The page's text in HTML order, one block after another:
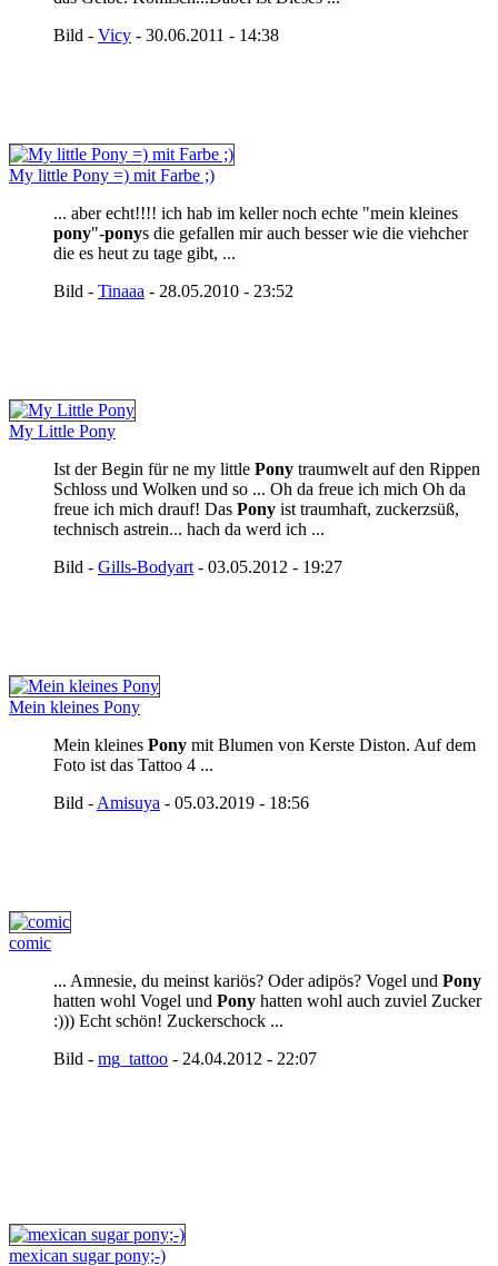
Bild - Vicy - 30.06.2011 - 14:38
My little Pony =) mit Farbe ;)
... aber echt!!!! ich hab im keller noch echte "mein kleines
pony"-ponys die gefallen mir auch besser wie die viehcher
die es heut zu tage gibt, ...
Bild - Tinaaa - 28.05.2010 - 23:52
My Little Pony
Ist der Begin für ne my little Pony traumwelt auf den Rippen
Schloss und Wolken und so ... Oh da freue ich mich Oh da
freue ich mich drauf! Das Pony ist traumhaft, zuckerzsüß,
technisch astrein... hach da werd ich ...
Bild - Gills-Bodyart - 03.05.2012 - 19:27
Mein kleines Pony
Mein kleines Pony mit Blumen von Kerste Diston. Auf dem
Foto ist das Tattoo 4 ...
Bild - Amisuya - 05.03.2019 - 18:56
comic
... Amnesie, du meinst kariös? Oder adipös? Vogel und Pony
hatten wohl Vogel und Pony hatten wohl auch zuviel Zucker
:))) Echt schön! Zuckerschock ...
Bild - mg_tattoo - 24.04.2012 - 22:07
mexican sugar pony;-)